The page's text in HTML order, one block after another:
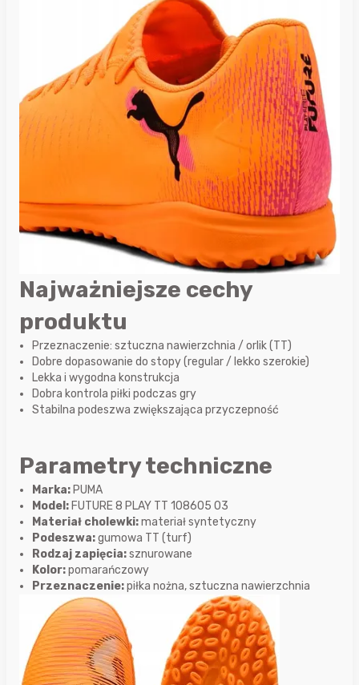
Najważniejsze cechy
produktu
Przeznaczenie: sztuczna nawierzchnia / orlik (TT)
Dobre dopasowanie do stopy (regular / lekko szerokie)
Lekka i wygodna konstrukcja
Dobra kontrola piłki podczas gry
Stabilna podeszwa zwiększająca przyczepność
Parametry techniczne
Marka: PUMA
Model: FUTURE 8 PLAY TT 108605 03
Materiał cholewki:materiał syntetyczny
Podeszwa:gumowa TT (turf)
Rodzaj zapięcia:sznurowane
Kolor:pomarańczowy
Przeznaczenie:piłka nożna, sztuczna nawierzchnia